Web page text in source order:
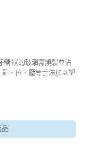
糖 狀的玻璃膏燒製並沾
點、拉、壓等手法加以塑
品